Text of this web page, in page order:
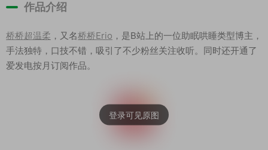
作品介绍
桥桥超温柔 ，又名桥桥Erio ，是B站上的一位助眠哄睡类型博主，
手法独特，口技不错，吸引了不少粉丝关注收听。同时还开通了
爱发电按月订阅作品。